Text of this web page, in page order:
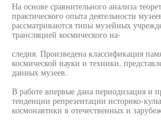
На основе сравнительного анализа
практического опыта деятельности
рассматриваются типы музейных
трансляцией космического на-
следия. Произведена классификация
космической науки и техники,
данных музеев.
В работе впервые дана периодизация и
тенденции репрезентации историко-
космонавтики в отечественных и